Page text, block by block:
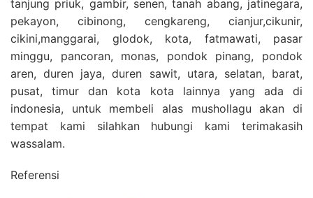
tanjung priuk, gambir, senen, tanah abang, jatinegara,
pekayon, cibinong, cengkareng, cianjur,cikunir,
cikini,manggarai, glodok, kota, fatmawati, pasar
minggu, pancoran, monas, pondok pinang, pondok
aren, duren jaya, duren sawit, utara, selatan, barat,
pusat, timur dan kota kota lainnya yang ada di
indonesia, untuk membeli alas mushollagu akan di
tempat kami silahkan hubungi kami terimakasih
wassalam.
Referensi